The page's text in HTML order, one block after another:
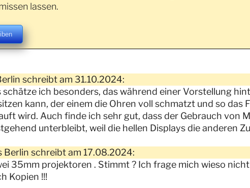
lassen.
schreibt am 31.10.2024:
schätze ich besonders, das während einer Vorstellung
kann, der einem die Ohren voll schmatzt und so das
wird. Auch finde ich sehr gut, dass der Gebrauch von
unterbleibt, weil die hellen Displays die anderen
Berlin schreibt am 17.08.2024:
35mm projektoren . Stimmt ? Ich frage mich wieso
Kopien !!!